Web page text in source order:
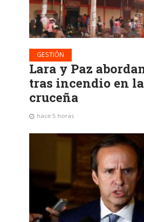
GESTIÓN
Lara y Paz
tras incendio en
cruceña
hace 5 horas